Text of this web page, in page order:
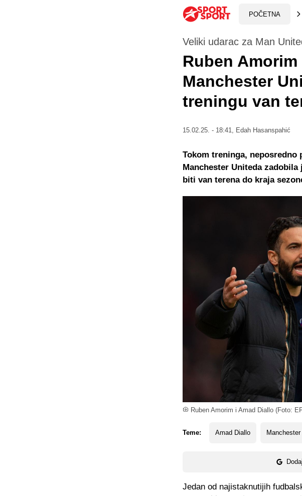
POČETNA
Ruben Amorim i Amad Diallo (Foto:
Veliki udarac za Man
Ruben
Manchester
treningu van
15.02.25. - 18:41, Edah Hasanspahić
Teme: Amad Diallo Manchester
Tokom treninga, neposredno
Manchester Uniteda
biti van terena do kraja
Jedan od najistaknutijih